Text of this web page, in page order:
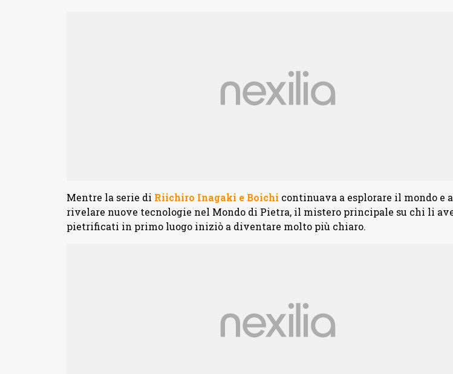
Mentre la serie di Riichiro Inagaki e Boichi continuava a esplorare il mondo e a
rivelare nuove tecnologie nel Mondo di Pietra, il mistero principale su chi li
pietrificati in primo luogo iniziò a diventare molto più chiaro.